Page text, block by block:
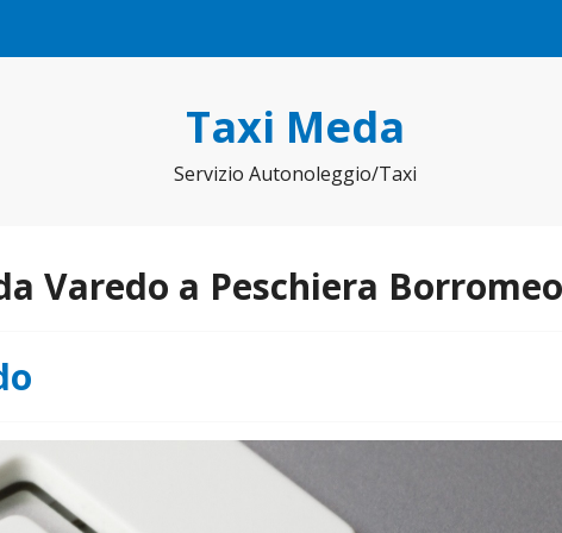
Taxi Meda
Servizio Autonoleggio/Taxi
Varedo a Peschiera Borromeo